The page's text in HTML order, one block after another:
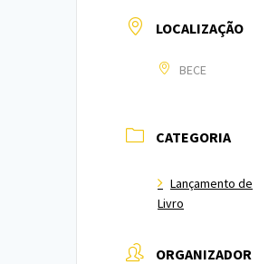
LOCALIZAÇÃO
BECE
CATEGORIA
Lançamento de
Livro
ORGANIZADOR